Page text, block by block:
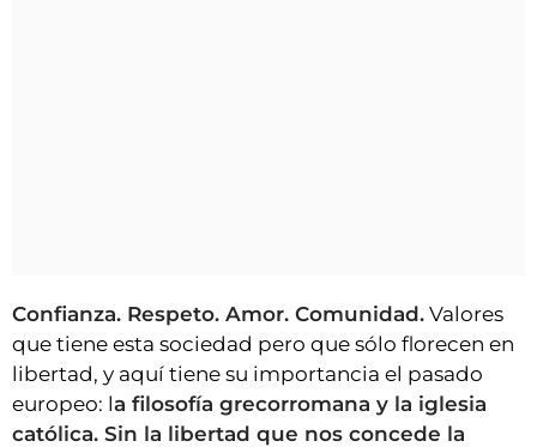
Confianza. Respeto. Amor. Comunidad. Valores
que tiene esta sociedad pero que sólo florecen en
libertad, y aquí tiene su importancia el pasado
europeo: la filosofía grecorromana y la iglesia
católica. Sin la libertad que nos concede la